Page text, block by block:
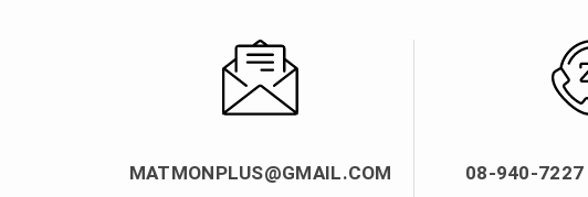
MATMONPLUS@GMAIL.COM